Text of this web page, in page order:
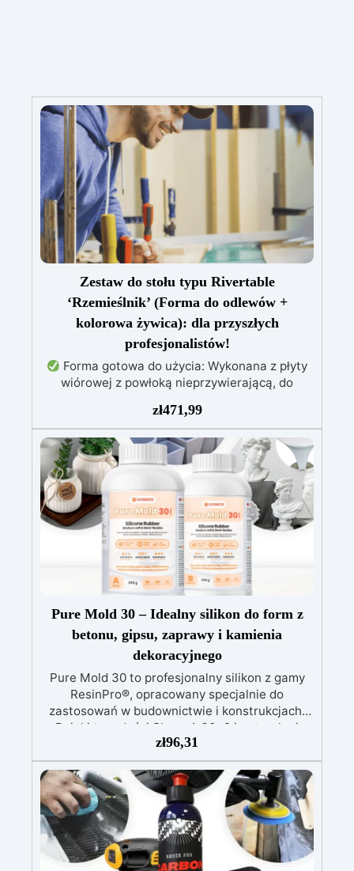
Zestaw do stołu typu Rivertable
‘Rzemieślnik’ (Forma do odlewów +
kolorowa żywica): dla przyszłych
profesjonalistów!
Forma gotowa do użycia: Wykonana z płyty
wiórowej z powłoką nieprzywierającą, do
epoksydowa wysokiej jakości: 1,6 kg
przezroczystej, samopoziomującej żywicy
odpornej na promieniowanie UV, łatwej do
wylania.
Pełny zestaw: Zawiera drewno
świerkowe impregnowane, barwniki (biały,
czarny, czerwony, niebieski, żółty), wagę i
narzędzia do mieszania.
Łatwy montaż:
Forma już zmontowana, gotowa do użycia,
oszczędzając czas i zapewniając precyzję.
zł471,99
Pure Mold 30 – Idealny silikon do form z
betonu, gipsu, zaprawy i kamienia
dekoracyjnego
Pure Mold 30 to profesjonalny silikon z gamy
ResinPro®, opracowany specjalnie do
zastosowań w budownictwie i konstrukcjach.
Dzięki twardości Shore A 30±2 i naturalnej
przezroczystości oferuje idealne połączenie
sztywności i wytrzymałości do tworzenia
solidnych i precyzyjnych form. Dzięki
zwiększonej sztywności doskonale nadaje się
do materiałów ciężkich, takich jak beton i
kamienie sztuczne, a jego wysoka odporność
chemiczna umożliwia długotrwały kontakt z
żywicami i rozpuszczalnikami przemysłowymi.
zł96,31